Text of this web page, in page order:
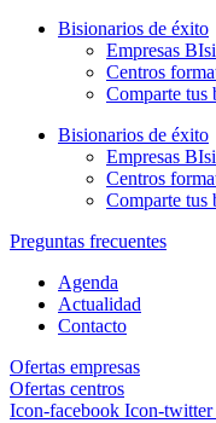
Bisionarios de éxito
Empresas
Centros
Comparte tus
Bisionarios de éxito
Empresas
Centros
Comparte tus
Preguntas frecuentes
Agenda
Actualidad
Contacto
Ofertas empresas
Ofertas centros
Icon-facebook Icon-twitter